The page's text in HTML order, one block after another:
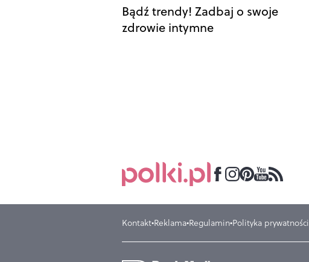
Bądź trendy! Zadbaj o swoje
zdrowie intymne
Kontakt Reklama Regulamin Polityka prywatności